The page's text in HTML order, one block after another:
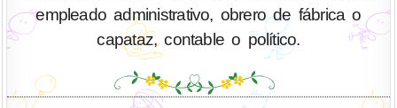
empleado administrativo, obrero de fábrica o
capataz, contable o político.